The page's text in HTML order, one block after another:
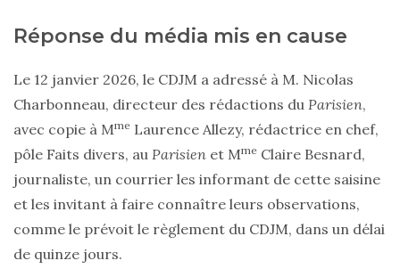
Réponse du média mis en cause
Le 12 janvier 2026, le CDJM a adressé à M. Nicolas
Charbonneau, directeur des rédactions du Parisien,
avec copie à Mme Laurence Allezy, rédactrice en chef,
pôle Faits divers, au Parisien et Mme Claire Besnard,
journaliste, un courrier les informant de cette saisine
et les invitant à faire connaître leurs observations,
comme le prévoit le règlement du CDJM, dans un délai
de quinze jours.